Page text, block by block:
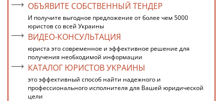
ОБЪЯВИТЕ СОБСТВЕННЫЙ ТЕНДЕР
И получите выгодное предложение от более чем 5000
юристов со всей Украины
ВИДЕО-КОНСУЛЬТАЦИЯ
юриста это современное и эффективное решение для
получения необходимой информации
КАТАЛОГ ЮРИСТОВ УКРАИНЫ
это эффективный способ найти надежного и
профессионального исполнителя для Вашей юридической
цели